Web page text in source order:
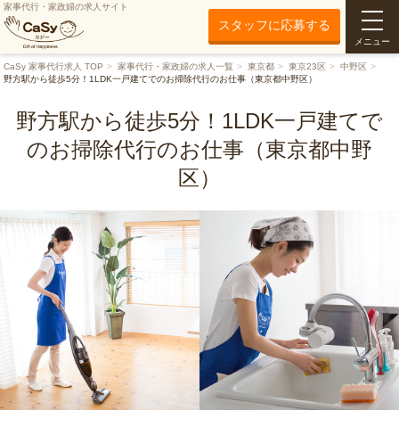
家事代行・家政婦の求人サイト
スタッフに応募する
メニュー
CaSy 家事代行求人 TOP 家事代行・家政婦の求人一覧 東京都 東京23区
中野区
野方駅から徒歩5分！1LDK一戸建てでのお掃除代行のお仕事（東京都中野区）
野方駅から徒歩5分！1LDK一戸建てで
のお掃除代行のお仕事（東京都中野
区）